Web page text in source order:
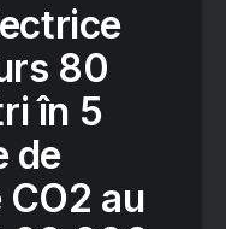
80
în 5
de
au